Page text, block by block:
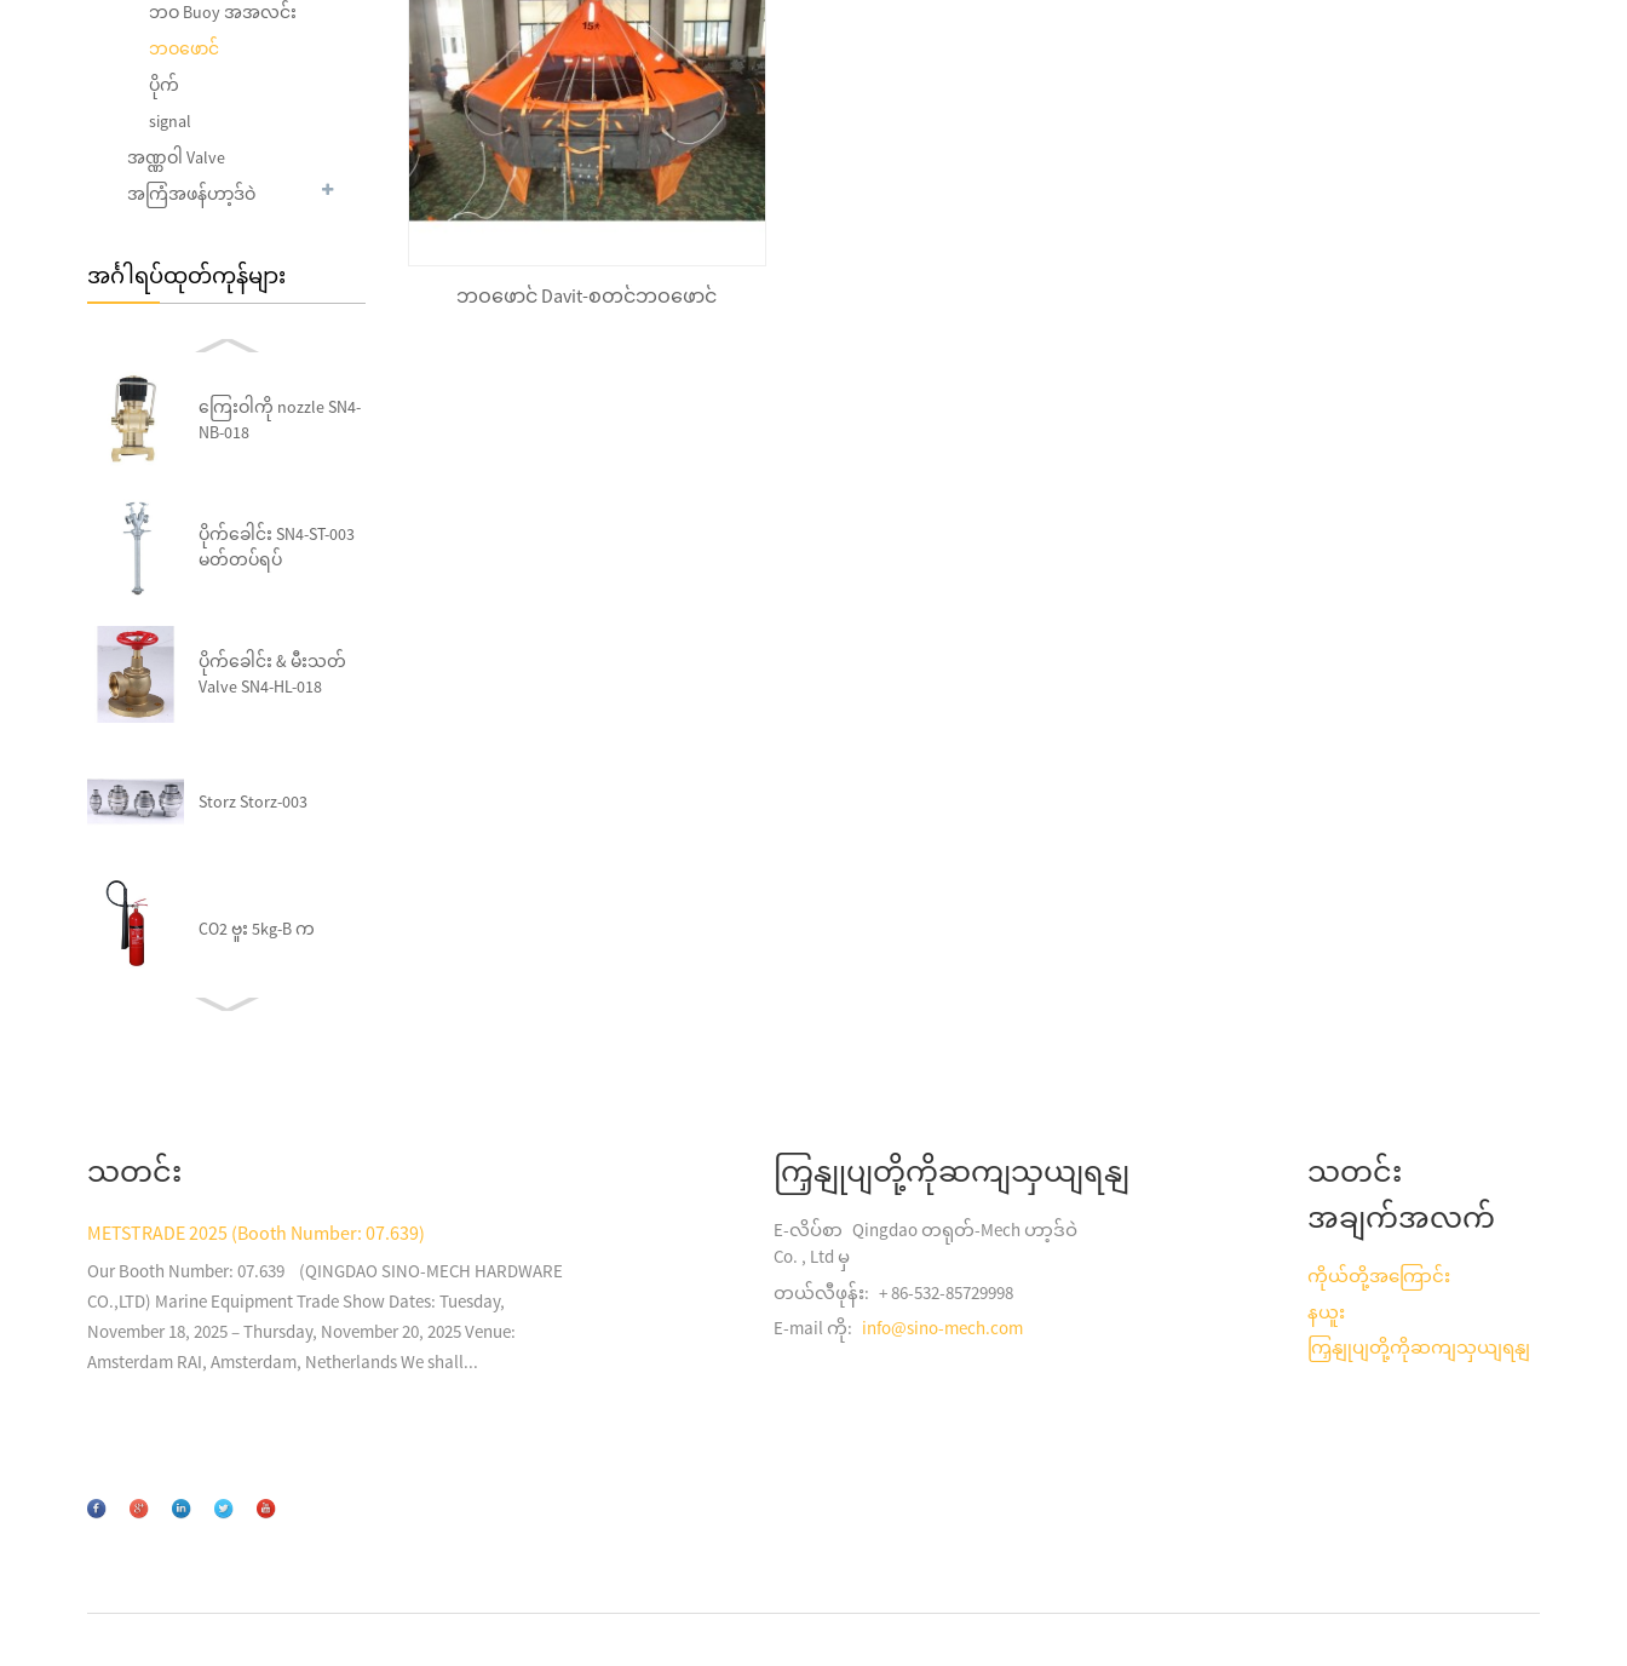
ဘဝ Buoy အအလင်း
ဘဝဖောင်
ပိုက်
signal
အဏ္ဏဝါ Valve
အကြံအဖန်ဟာ့ဒ်ဝဲ
အင်္ဂါရပ်ထုတ်ကုန်များ
Foam Lifejacket JDW-V
Foam Lifejacket JDW-I(A)
Foam Lifejacket Water
Sprot Type CHA100
ကြေးဝါကို nozzle SN4-
NB-018
ပိုက်ခေါင်း SN4-ST-003
မတ်တပ်ရပ်
ပိုက်ခေါင်း & မီးသတ်
Valve SN4-HL-018
Storz Storz-003
CO2 ဗူး 5kg-B က
Foam Lifejacket JDW-V
ဘဝဖောင် Davit-စတင်ဘဝဖောင်
သတင်း
METSTRADE 2025 (Booth Number: 07.639)
Our Booth Number: 07.639 (QINGDAO SINO-MECH HARDWARE
CO.,LTD) Marine Equipment Trade Show Dates: Tuesday,
November 18, 2025 – Thursday, November 20, 2025 Venue:
Amsterdam RAI, Amsterdam, Netherlands We shall...
ကြှနျုပျတို့ကိုဆကျသှယျရနျ
E-လိပ်စာ Qingdao တရုတ်-Mech ဟာ့ဒ်ဝဲ
Co. , Ltd မှ
တယ်လီဖုန်း: + 86-532-85729998
E-mail ကို: info@sino-mech.com
သတင်း
အချက်အလက်
ကိုယ်တို့အကြောင်း
နယူး
ကြှနျုပျတို့ကိုဆကျသှယျရနျ